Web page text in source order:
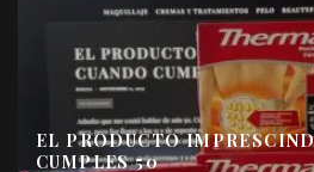
CUANDO